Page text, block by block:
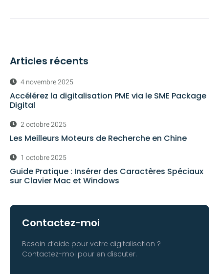
Articles récents
4 novembre 2025
Accélérez la digitalisation PME via le SME Package
Digital
2 octobre 2025
Les Meilleurs Moteurs de Recherche en Chine
1 octobre 2025
Guide Pratique : Insérer des Caractères Spéciaux
sur Clavier Mac et Windows
Contactez-moi
Besoin d’aide pour votre digitalisation ?
Contactez-moi pour en discuter.